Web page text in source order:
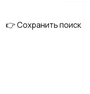
👉 Сохранить поиск